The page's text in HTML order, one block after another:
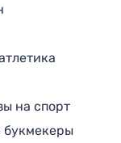
на спорт